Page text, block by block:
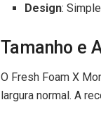
Design:
Tamanho e
O Fresh Foam X
largura normal. A